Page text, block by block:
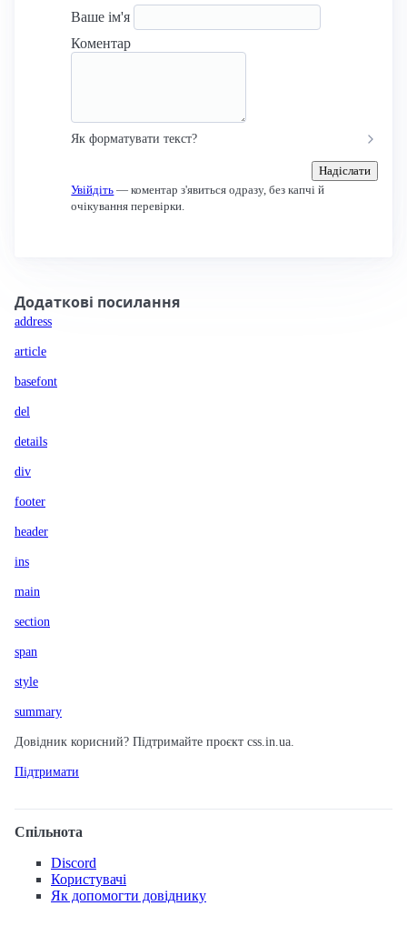
Ваше ім'я
Коментар
Як форматувати текст?
Надіслати
Увійдіть — коментар з'явиться одразу, без капчі й
очікування перевірки.
Додаткові посилання
address
article
basefont
del
details
div
footer
header
ins
main
section
span
style
summary
Довідник корисний? Підтримайте проєкт css.in.ua.
Підтримати
Спільнота
Discord
Користувачі
Як допомогти довіднику